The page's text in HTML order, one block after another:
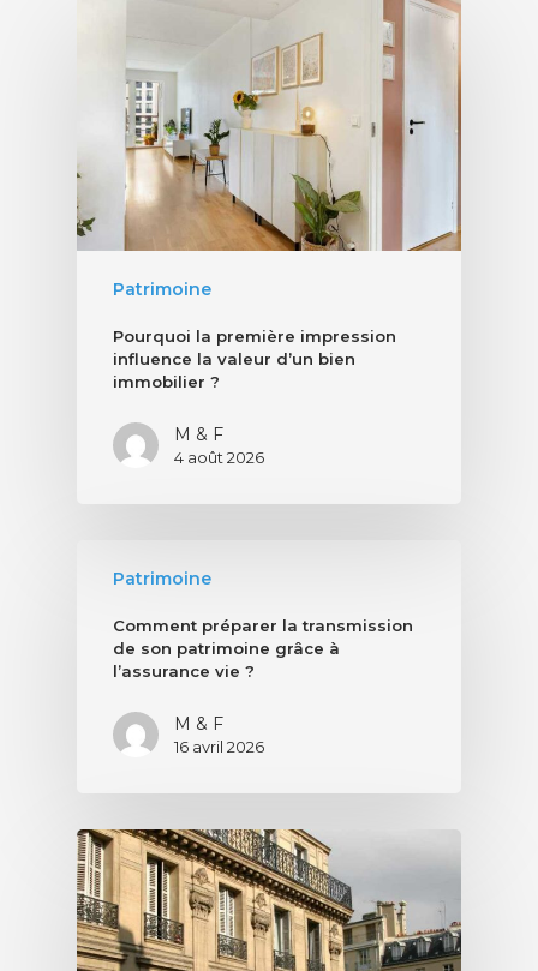
Patrimoine
Pourquoi la première impression
influence la valeur d’un bien
immobilier ?
M & F
4 août 2026
Patrimoine
Comment préparer la transmission
de son patrimoine grâce à
l’assurance vie ?
M & F
16 avril 2026